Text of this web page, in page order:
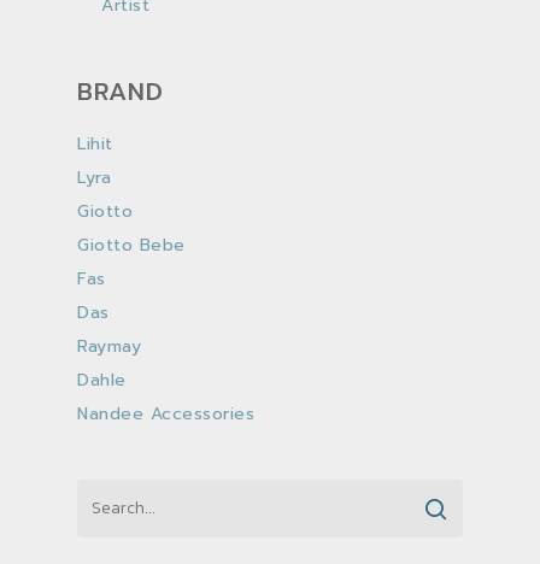
Artist
BRAND
Lihit
Lyra
Giotto
Giotto Bebe
Fas
Das
Raymay
Dahle
Nandee Accessories